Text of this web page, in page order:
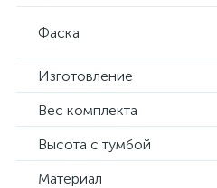
Фаска
Изготовление
Вес комплекта
Высота с тумбой
Материал